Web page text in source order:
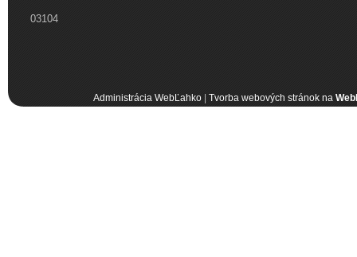
03104
Administrácia WebĽahko| Tvorba webových stránok na